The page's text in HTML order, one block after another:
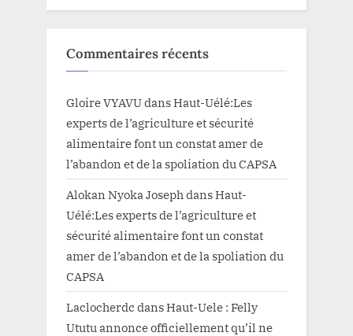
Commentaires récents
Gloire VYAVUdansHaut-Uélé:Les
experts de l’agriculture et sécurité
alimentaire font un constat amer de
l’abandon et de la spoliation du CAPSA
Alokan Nyoka Joseph dansHaut-
Uélé:Les experts de l’agriculture et
sécurité alimentaire font un constat
amer de l’abandon et de la spoliation du
CAPSA
Laclocherdc dansHaut-Uele : Felly
Ututu annonce officiellement qu’il ne